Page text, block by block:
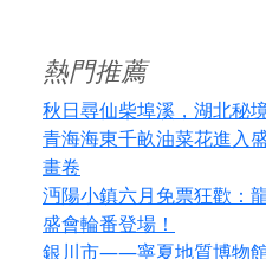
熱門推薦
秋日尋仙柴埠溪，湖北秘
青海海東千畝油菜花進入
畫卷
沔陽小鎮六月免票狂歡：
盛會輪番登場！
銀川市——寧夏地質博物